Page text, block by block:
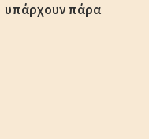
υπάρχουν πάρα